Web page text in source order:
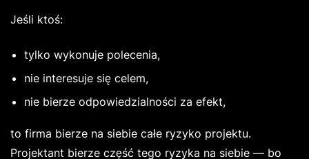
Jeśli ktoś:
tylko wykonuje polecenia,
nie interesuje się celem,
nie bierze odpowiedzialności za efekt,
to firma bierze na siebie całe ryzyko projektu.
Projektant bierze część tego ryzyka na siebie — bo